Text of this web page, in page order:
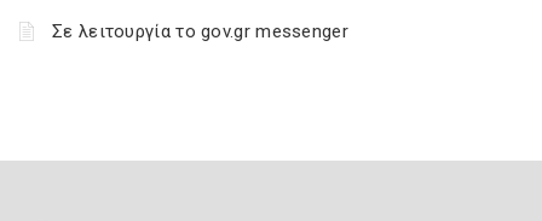
Σε λειτουργία το gov.gr messenger